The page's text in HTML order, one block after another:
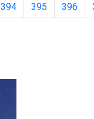
394 395 396